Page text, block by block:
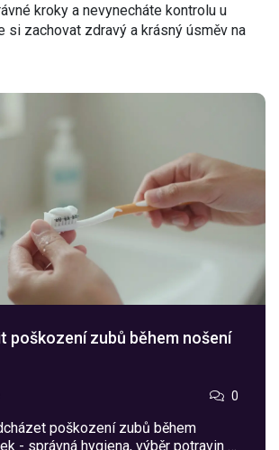
kroky a nevynecháte kontrolu u
si zachovat zdravý a krásný úsměv na
poškození zubů během nošení
0
poškození zubů během
- správná hygiena, výběr potravin a